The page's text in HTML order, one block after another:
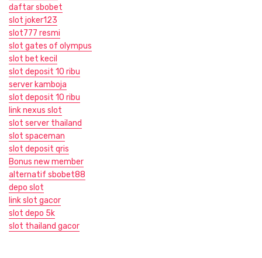
daftar sbobet
slot joker123
slot777 resmi
slot gates of olympus
slot bet kecil
slot deposit 10 ribu
server kamboja
slot deposit 10 ribu
link nexus slot
slot server thailand
slot spaceman
slot deposit qris
Bonus new member
alternatif sbobet88
depo slot
link slot gacor
slot depo 5k
slot thailand gacor